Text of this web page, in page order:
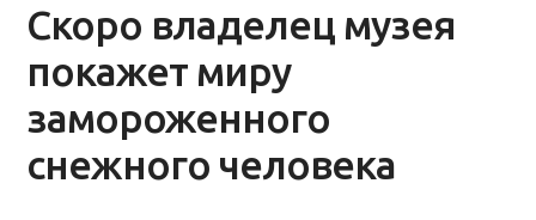
Скоро владелец музея
покажет миру
замороженного
снежного человека